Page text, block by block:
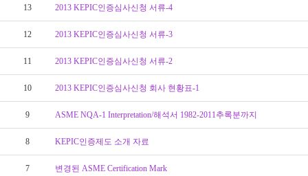
13 2013 KEPIC인증심사신청 서류-4
12 2013 KEPIC인증심사신청 서류-3
11 2013 KEPIC인증심사신청 서류-2
10 2013 KEPIC인증심사신청 회사 현황표-1
9 ASME NQA-1 Interpretation/해석서 1982-2011추록분까지
8 KEPIC인증제도 소개 자료
7 변경된 ASME Certification Mark